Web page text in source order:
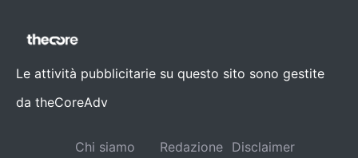
Le attività pubblicitarie su questo sito sono gestite
da theCoreAdv
Chi siamo Redazione Disclaimer